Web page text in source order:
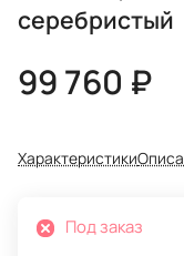
серебристый
99 760 ₽
Характеристики
Под заказ